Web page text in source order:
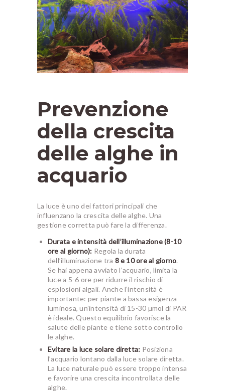
Prevenzione
della crescita
delle alghe in
acquario
La luce è uno dei fattori principali che
influenzano la crescita delle alghe. Una
gestione corretta può fare la differenza.
Durata e intensità dell’illuminazione (8-10
ore al giorno): Regola la durata
dell’illuminazione tra 8 e 10 ore al giorno.
Se hai appena avviato l’acquario, limita la
luce a 5-6 ore per ridurre il rischio di
esplosioni algali. Anche l’intensità è
importante: per piante a bassa esigenza
luminosa, un’intensità di 15-30 µmol di PAR
è ideale. Questo equilibrio favorisce la
salute delle piante e tiene sotto controllo
le alghe.
Evitare la luce solare diretta: Posiziona
l’acquario lontano dalla luce solare diretta.
La luce naturale può essere troppo intensa
e favorire una crescita incontrollata delle
alghe.